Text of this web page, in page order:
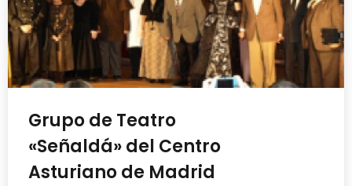
Grupo de Teatro
«Señaldá» del Centro
Asturiano de Madrid